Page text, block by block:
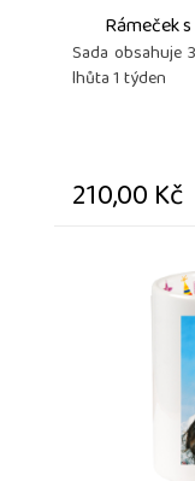
Rámeček
Sada obsahuje
lhůta 1 týden
210,00 Kč